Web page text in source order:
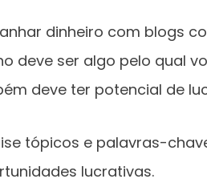
dinheiro com blogs
deve ser algo pelo qual
deve ter potencial de
tópicos e palavras-
lucrativas.